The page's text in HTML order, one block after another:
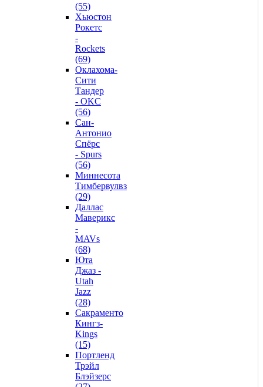
(55)
Хьюстон
Рокетс
-
Rockets
(69)
Оклахома-
Сити
Тандер
- OKC
(56)
Сан-
Антонио
Спёрс
- Spurs
(56)
Миннесота
Тимбервулвз
(29)
Даллас
Маверикс
-
MAVs
(68)
Юта
Джаз -
Utah
Jazz
(28)
Сакраменто
Кингз-
Kings
(15)
Портленд
Трэйл
Блэйзерс